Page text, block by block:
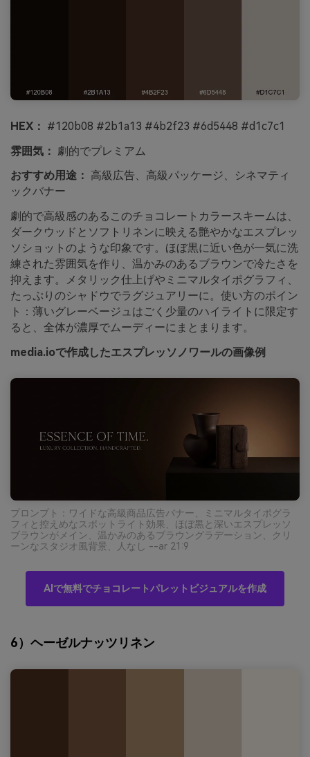
HEX： #120b08 #2b1a13 #4b2f23 #6d5448 #d1c7c1
雰囲気： 劇的でプレミアム
おすすめ用途： 高級広告、高級パッケージ、シネマティ
ックバナー
劇的で高級感のあるこのチョコレートカラースキームは、
ダークウッドとソフトリネンに映える艶やかなエスプレッ
ソショットのような印象です。ほぼ黒に近い色が一気に洗
練された雰囲気を作り、温かみのあるブラウンで冷たさを
抑えます。メタリック仕上げやミニマルタイポグラフィ、
たっぷりのシャドウでラグジュアリーに。使い方のポイン
ト：薄いグレーベージュはごく少量のハイライトに限定す
ると、全体が濃厚でムーディーにまとまります。
media.ioで作成したエスプレッソノワールの画像例
プロンプト：ワイドな高級商品広告バナー、ミニマルタイポグラ
フィと控えめなスポットライト効果、ほぼ黒と深いエスプレッソ
ブラウンがメイン、温かみのあるブラウングラデーション、クリ
ーンなスタジオ風背景、人なし --ar 21:9
AIで無料でチョコレートパレットビジュアルを作成
6）ヘーゼルナッツリネン